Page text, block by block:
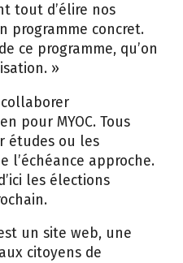
tout d’élire nos
programme concret.
ce programme, qu’on
»
pour MYOC. Tous
études ou les
l’échéance approche.
les élections
un site web, une
citoyens de